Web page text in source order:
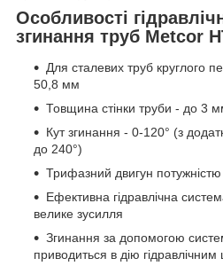
Особливості
згинання труб Metcor
Для сталевих труб круглого
50,8 мм
Товщина стінки труби - до 3
Кут згинання - 0-120° (з
до 240°)
Трифазний двигун
Ефективна гідравлічна
велике зусилля
Згинання за допомогою
приводиться в дію гідравлічним